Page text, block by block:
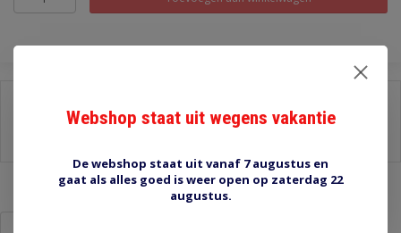
Stel een vraag over dit product
Webshop staat uit wegens vakantie
De webshop staat uit vanaf 7 augustus en
gaat als alles goed is weer open op zaterdag 22
augustus.